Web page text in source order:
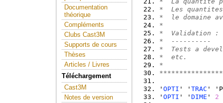
Documentation
théorique
Compléments
Clubs Cast3M
Supports de cours
Thèses
Articles / Livres
Téléchargement
Cast3M
Notes de version
*  Les
*  le domaine
*
*  Validation :
*  ----------
*  Tests a
*  etc.
*
' OPTI ' ' TRAC '
' OPTI ' ' DIME ' 2